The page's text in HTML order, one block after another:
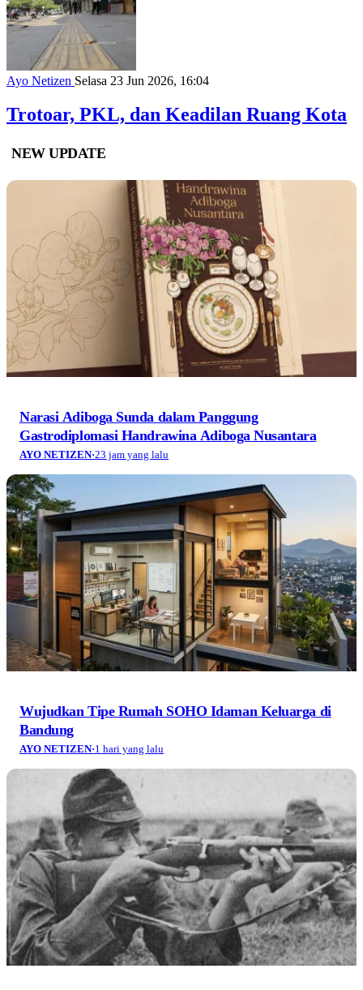
Ayo Netizen Selasa 23 Jun 2026, 16:04
Trotoar, PKL, dan Keadilan Ruang Kota
NEW UPDATE
Narasi Adiboga Sunda dalam Panggung
Gastrodiplomasi Handrawina Adiboga Nusantara
AYO NETIZEN·23 jam yang lalu
Wujudkan Tipe Rumah SOHO Idaman Keluarga di
Bandung
AYO NETIZEN·1 hari yang lalu